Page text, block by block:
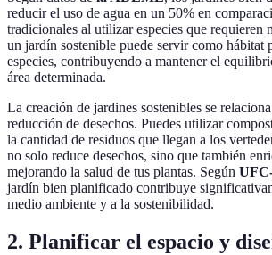
reducir el uso de agua en un 50% en
tradicionales al utilizar especies que requieren
un jardín sostenible puede servir como hábitat
especies, contribuyendo a mantener el
área determinada.
La creación de jardines sostenibles se
reducción de desechos. Puedes utilizar
la cantidad de residuos que llegan a los
no solo reduce desechos, sino que también
mejorando la salud de tus plantas. Según
jardín bien planificado contribuye
medio ambiente y a la sostenibilidad.
2. Planificar el espacio y